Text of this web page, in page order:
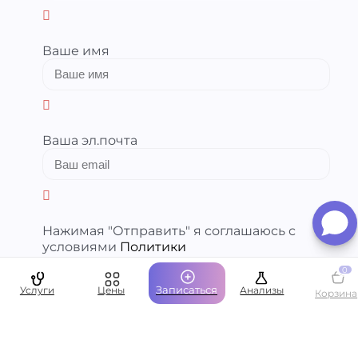
Ваше имя
Ваша эл.почта
Нажимая "Отправить" я соглашаюсь с
условиями Политики
конфиденциальностии даю согласие на
обработку моих
персональных данных
​
Услуги Цены Записаться Анализы
0
Корзина